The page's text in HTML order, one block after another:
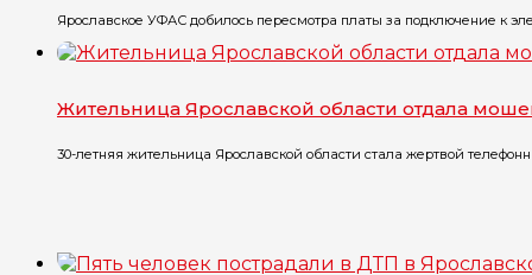
Ярославское УФАС добилось пересмотра платы за подключение к
Жительница Ярославской области отдала
30-летняя жительница Ярославской области стала жертвой